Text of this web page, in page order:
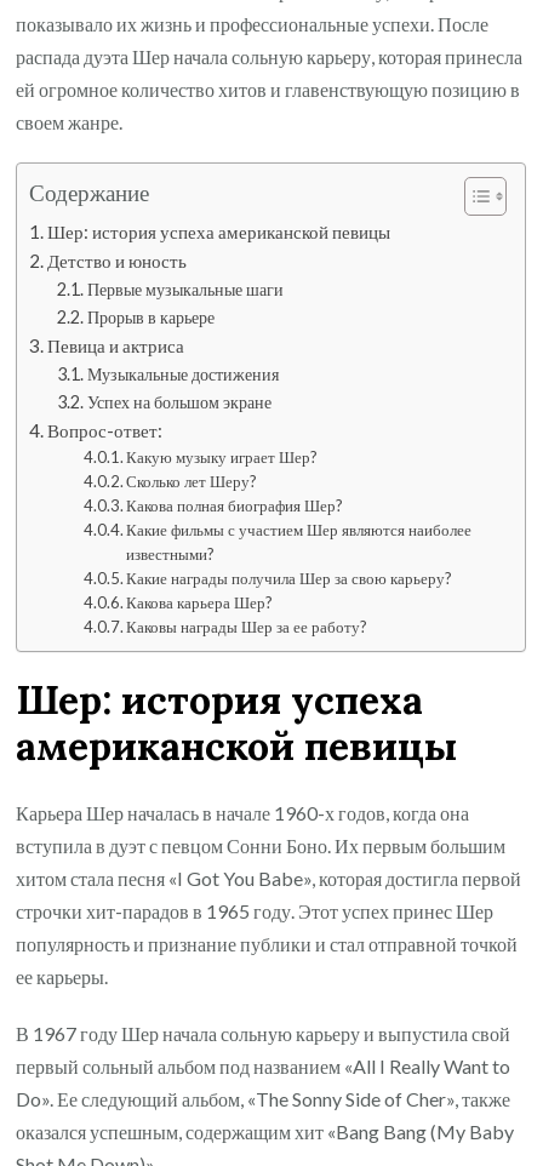
показывало их жизнь и профессиональные успехи. После
распада дуэта Шер начала сольную карьеру, которая принесла
ей огромное количество хитов и главенствующую позицию в
своем жанре.
Содержание
Шер: история успеха американской певицы
Детство и юность
Первые музыкальные шаги
Прорыв в карьере
Певица и актриса
Музыкальные достижения
Успех на большом экране
Вопрос-ответ:
Какую музыку играет Шер?
Сколько лет Шеру?
Какова полная биография Шер?
Какие фильмы с участием Шер являются наиболее
известными?
Какие награды получила Шер за свою карьеру?
Какова карьера Шер?
Каковы награды Шер за ее работу?
Шер: история успеха
американской певицы
Карьера Шер началась в начале 1960-х годов, когда она
вступила в дуэт с певцом Сонни Боно. Их первым большим
хитом стала песня «I Got You Babe», которая достигла первой
строчки хит-парадов в 1965 году. Этот успех принес Шер
популярность и признание публики и стал отправной точкой
ее карьеры.
В 1967 году Шер начала сольную карьеру и выпустила свой
первый сольный альбом под названием «All I Really Want to
Do». Ее следующий альбом, «The Sonny Side of Cher», также
оказался успешным, содержащим хит «Bang Bang (My Baby